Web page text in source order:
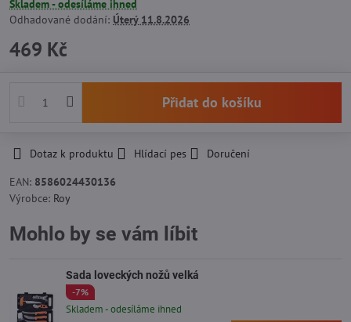
Skladem - odesíláme ihned
Odhadované dodání: Úterý11.8.2026
469 Kč
Přidat do košíku
Dotaz k produktu Hlídací pes
Doručení
EAN: 8586024430136
Výrobce: Roy
Mohlo by se vám líbit
Sada loveckých nožů velká
-7%
Skladem - odesíláme ihned